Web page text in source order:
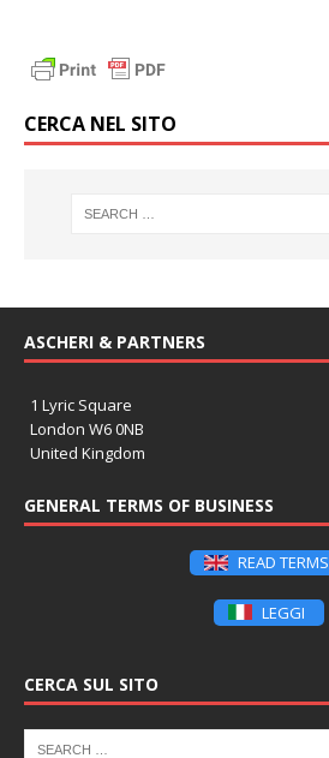
CERCA NEL SITO
ASCHERI & PARTNERS
1 Lyric Square
London W6 0NB
United Kingdom
GENERAL TERMS OF BUSINESS
READ TERMS
LEGGI
CERCA SUL SITO